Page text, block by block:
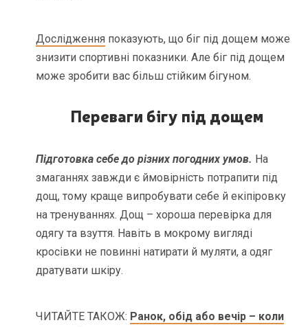
Дослідження показують, що біг під дощем може
знизити спортивні показники. Але біг під дощем
може зробити вас більш стійким бігуном.
Переваги бігу під дощем
Підготовка себе до різних погодних умов. На
змаганнях завжди є ймовірність потрапити під
дощ, тому краще випробувати себе й екіпіровку
на тренуваннях. Дощ – хороша перевірка для
одягу та взуття. Навіть в мокрому вигляді
кросівки не повинні натирати й муляти, а одяг
дратувати шкіру.
ЧИТАЙТЕ ТАКОЖ: Ранок, обід або вечір – коли